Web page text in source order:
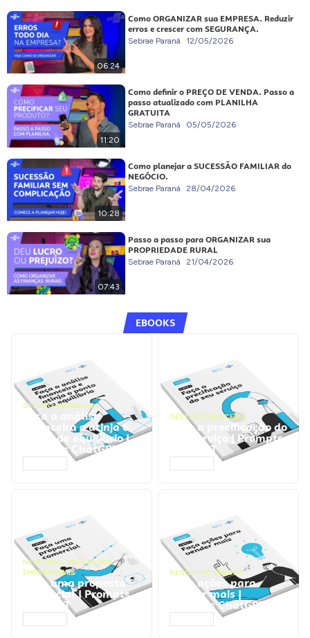
06:24
Como ORGANIZAR sua EMPRESA. Reduzir
erros e crescer com SEGURANÇA.
Sebrae Paraná 12/05/2026
11:20
Como definir o PREÇO DE VENDA. Passo a
passo atualizado com PLANILHA
GRATUITA
Sebrae Paraná 05/05/2026
10:28
Como planejar a SUCESSÃO FAMILIAR do
NEGÓCIO.
Sebrae Paraná 28/04/2026
07:43
Passo a passo para ORGANIZAR sua
PROPRIEDADE RURAL
Sebrae Paraná 21/04/2026
EBOOKS
GESTÃO FINANCEIRA
Faça a análise
financeira e atinja o
ponto de equilíbrio |
Prompts ChatGPT
GESTÃO FINANCEIRA
Faça a precificação do
seu serviço | Prompts
ChatGPT
NEGÓCIOS, PROCESSOS
EMPRESARIAIS
Faça uma proposta
comercial | Prompts
ChatGPT
NEGÓCIOS, VENDAS
Faça ações para
vender mais |
Prompts ChatGPT